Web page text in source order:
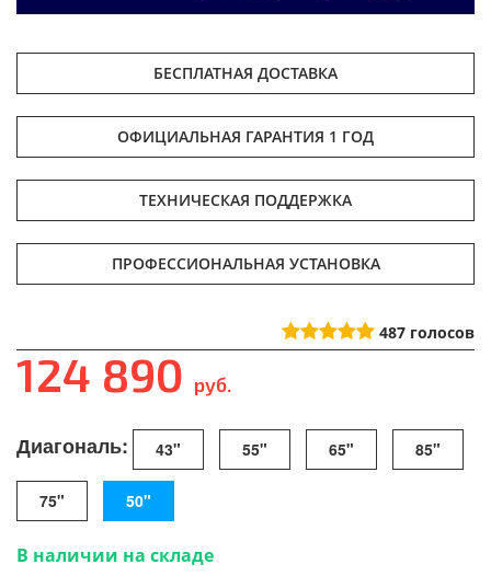
БЕСПЛАТНАЯ ДОСТАВКА
ОФИЦИАЛЬНАЯ ГАРАНТИЯ 1 ГОД
ТЕХНИЧЕСКАЯ ПОДДЕРЖКА
ПРОФЕССИОНАЛЬНАЯ УСТАНОВКА
487 голосов
124 890 руб.
Диагональ: 43" 55" 65" 85"
75" 50"
В наличии на складе